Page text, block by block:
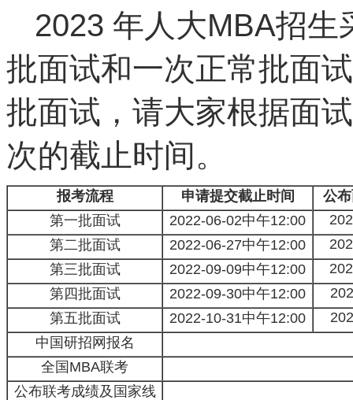
2023 年人大MBA招生
批面试和一次正常批面
批面试，请大家根据面
次的截止时间。
报考流程 申请提交截止时间
公
第一批面试
2022-06-02中午12:00
第二批面试
2022-06-27中午12:00
第三批面试
2022-09-09中午12:00
第四批面试
2022-09-30中午12:00
第五批面试
2022-10-31中午12:00
中国研招网报名
全国MBA联考
公布联考成绩及国家线